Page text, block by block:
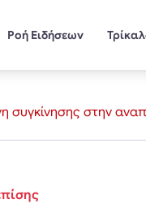
Ροή Ειδήσεων
συγκίνησης στην